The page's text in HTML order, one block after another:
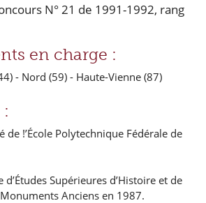
N° 21 de 1991-1992, rang
en charge :
- Nord (59) - Haute-Vienne (87)
!’École Polytechnique Fédérale de
Supérieures d’Histoire et de
Anciens en 1987.